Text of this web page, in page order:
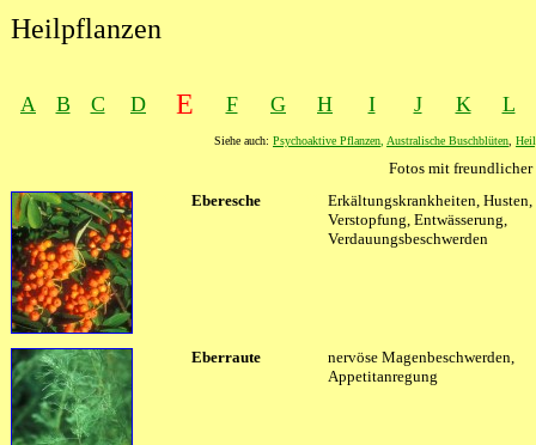
Heilpflanzen
A B C D E F G H I J K L
Siehe auch: Psychoaktive Pflanzen Australische Buschblüten
Fotos mit
Eberesche
Erkältungskrankheiten,
Verstopfung, Entwässerung,
Verdauungsbeschwerden
Eberraute
nervöse Magenbeschwerden,
Appetitanregung